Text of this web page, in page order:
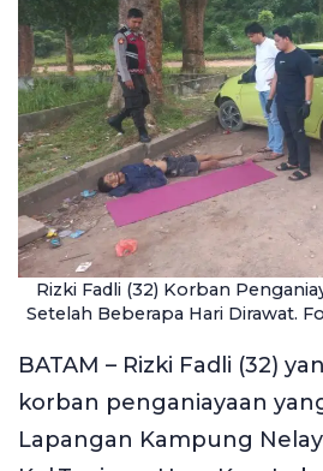
Rizki Fadli (32) Korban
Setelah Beberapa Hari Dirawat.
BATAM – Rizki Fadli (32)
korban penganiayaan
Lapangan Kampung